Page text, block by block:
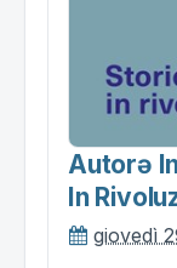
Autorə
In
giovedì